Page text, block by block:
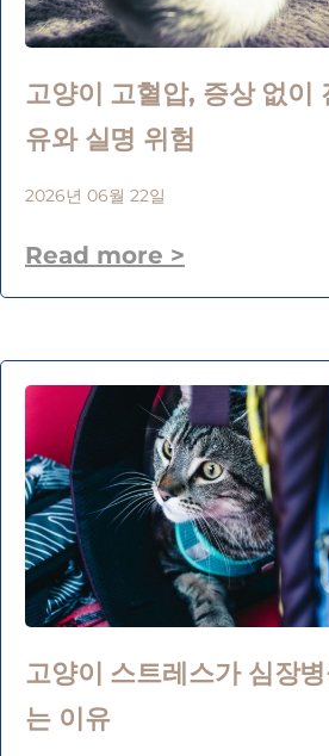
고양이 고혈압, 증상 없이
유와 실명 위험
2026년 06월 22일
Read more >
고양이 스트레스가 심장
는 이유